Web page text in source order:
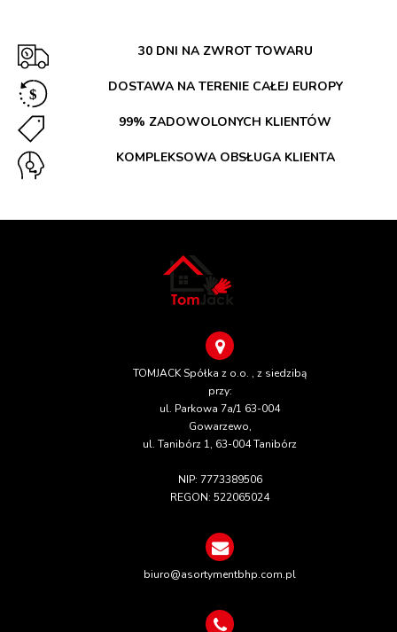
30 DNI NA ZWROT TOWARU
DOSTAWA NA TERENIE CAŁEJ EUROPY
99% ZADOWOLONYCH KLIENTÓW
KOMPLEKSOWA OBSŁUGA KLIENTA
TOMJACK Spółka z o.o. , z siedzibą
przy:
ul. Parkowa 7a/1 63-004
Gowarzewo,
ul. Tanibórz 1, 63-004 Tanibórz
NIP: 7773389506
REGON: 522065024
biuro@asortymentbhp.com.pl